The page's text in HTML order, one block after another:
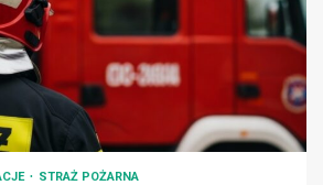
STRAŻ POŻARNA